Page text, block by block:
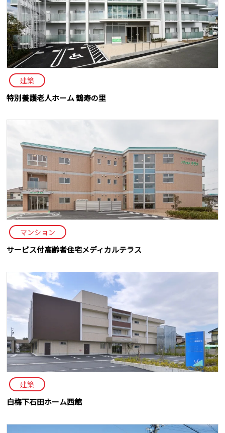
建築
特別養護老人ホーム 鶴寿の里
マンション
サービス付高齢者住宅メディカルテラス
建築
白梅下石田ホーム西館